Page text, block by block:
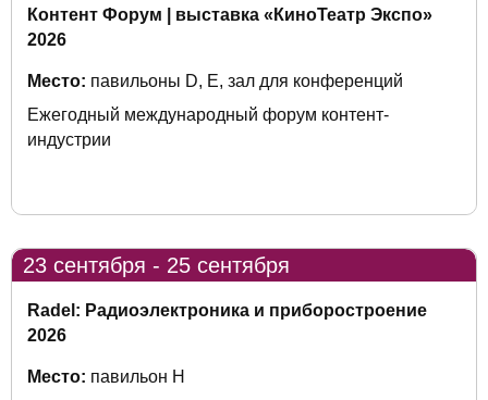
Контент Форум | выставка «КиноТеатр Экспо»
2026
Место: павильоны D, E, зал для конференций
Ежегодный международный форум контент-
индустрии
23 сентября - 25 сентября
Radel: Радиоэлектроника и приборостроение
2026
Место: павильон Н